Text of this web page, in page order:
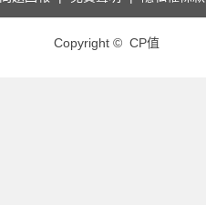
Copyright © CP值